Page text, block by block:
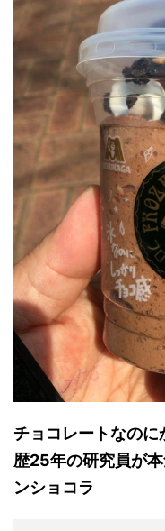
チョコレートなの
歴25年の研究員が
ンショコラ